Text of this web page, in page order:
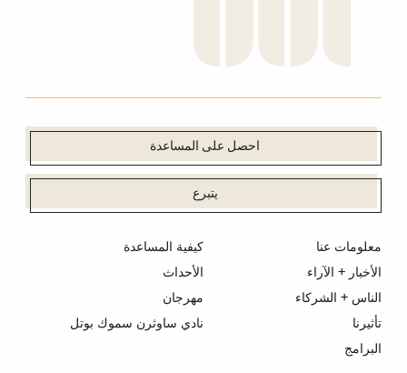
احصل على المساعدة
يتبرع
معلومات عنا
الأخبار + الآراء
الناس + الشركاء
تأثيرنا
البرامج
كيفية المساعدة
الأحداث
مهرجان
نادي ساوثرن سموك بوتل